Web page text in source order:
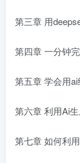
第三章 用
第四章 一分钟
第五章 学会用
第六章 利用Ai
第七章 如何利